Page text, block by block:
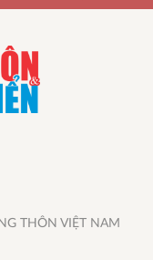
THÔN VIỆT NAM